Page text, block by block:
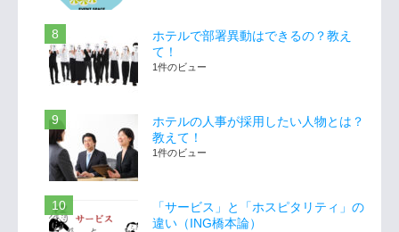
ホテルで部署異動はできるの？教え
て！
1件のビュー
ホテルの人事が採用したい人物とは？
教えて！
1件のビュー
「サービス」と「ホスピタリティ」の
違い（ING橋本論）